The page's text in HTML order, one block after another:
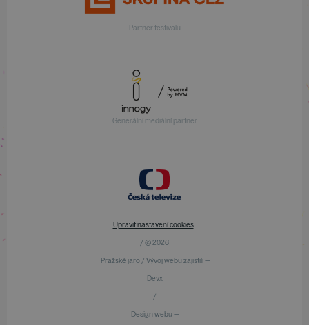
Partner festivalu
Generální mediální partner
Upravit nastavení cookies
/ © 2026
Pražské jaro / Vývoj webu zajistili —
Devx
/
Design webu —